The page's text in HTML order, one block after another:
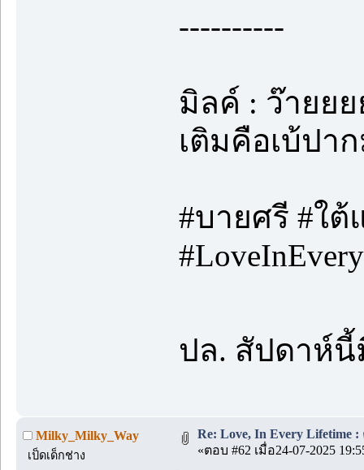
----------
มิลค์ : ว๊ายย
เติมคือเบ้ปา
#บายศรี #ใต้
ปล. สัปดาห์
Milky_Milky_Way
เป็ดเด็กช่าง
Re: Love, In Every
«ตอบ #62 เมื่อ24-07-2025